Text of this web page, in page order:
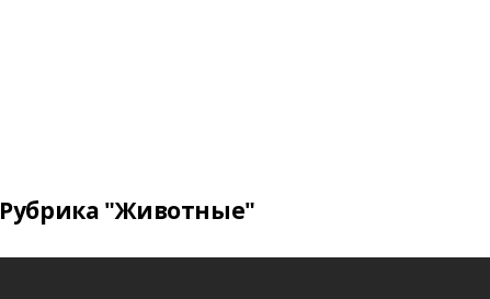
Рубрика "Животные"